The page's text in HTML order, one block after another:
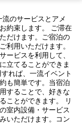
のサービスとアメ
約束します。 ご滞在
だけます。ご宿泊の
利用いただけます。
ービスを利用して、
立てることができま
れば、一流イベント
も簡単です。当宿泊
することで、好きな
ことができます。 リ
室内設備・サービス
いただけます。コン